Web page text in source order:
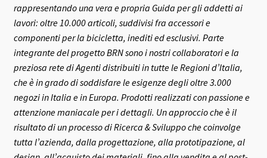
rappresentando una vera e propria Guida per gli addetti ai
lavori: oltre 10.000 articoli, suddivisi fra accessori e
componenti per la bicicletta, inediti ed esclusivi. Parte
integrante del progetto BRN sono i nostri collaboratori e la
preziosa rete di Agenti distribuiti in tutte le Regioni d’Italia,
che è in grado di soddisfare le esigenze degli oltre 3.000
negozi in Italia e in Europa. Prodotti realizzati con passione e
attenzione maniacale per i dettagli. Un approccio che è il
risultato di un processo di Ricerca & Sviluppo che coinvolge
tutta l’azienda, dalla progettazione, alla prototipazione, al